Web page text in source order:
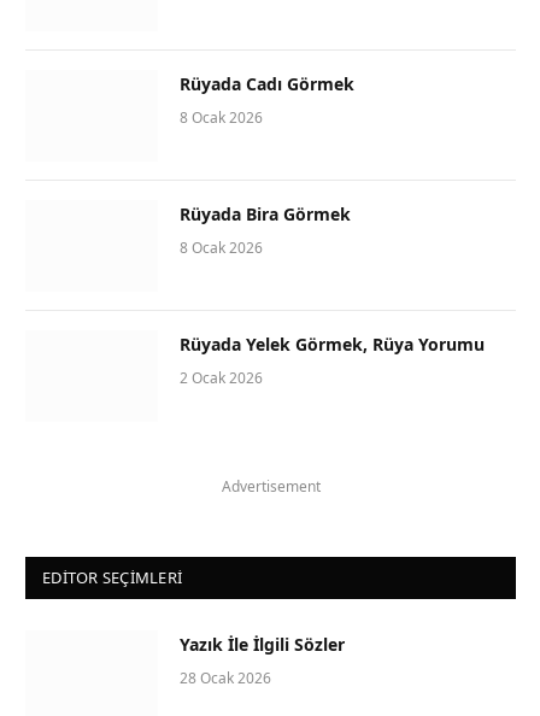
Rüyada Cadı Görmek
8 Ocak 2026
Rüyada Bira Görmek
8 Ocak 2026
Rüyada Yelek Görmek, Rüya Yorumu
2 Ocak 2026
Advertisement
EDITOR SEÇIMLERI
Yazık İle İlgili Sözler
28 Ocak 2026